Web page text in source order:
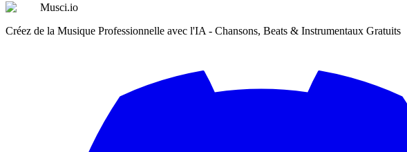
Musci.io
Créez de la Musique Professionnelle avec l'IA - Chansons, Beats & Instrumentaux Gratuits